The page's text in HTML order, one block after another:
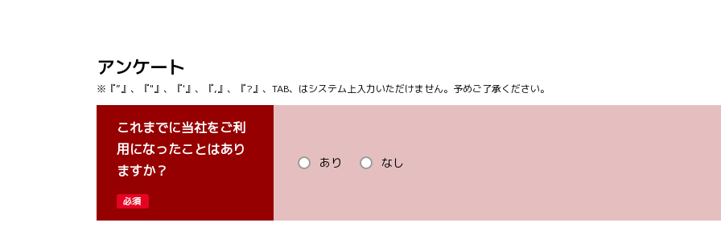
アンケート
※『”』、『"』、『'』、『,』、『?』、TAB、はシステム上入力いただけません。予めご了承ください。
これまでに当社をご利
用になったことはあり
ますか？
必須
あり なし